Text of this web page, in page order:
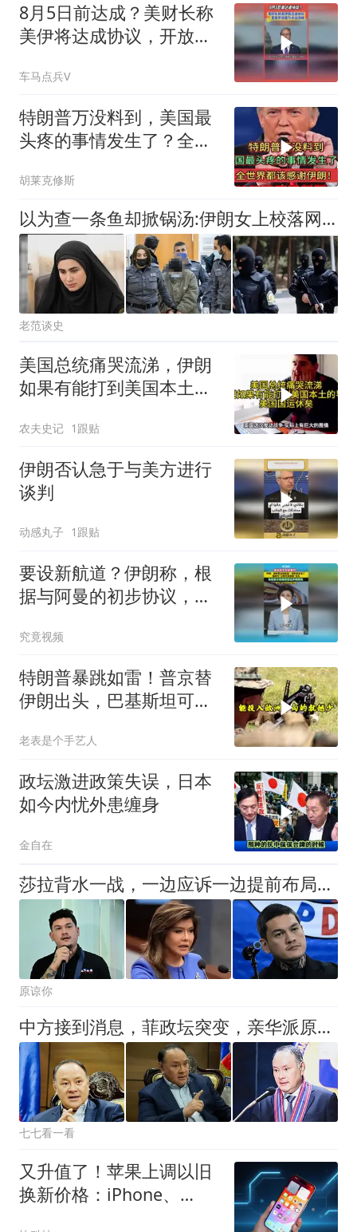
8月5日前达成？美财长称
美伊将达成协议，开放海
车马点兵V
特朗普万没料到，美国最
头疼的事情发生了？全世
胡莱克修斯
以为查一条鱼却掀锅汤:伊朗女上校落网,21人反间谍小组全是鬼？
老范谈史
美国总统痛哭流涕，伊朗
如果有能打到美国本土导
农夫史记 1跟贴
伊朗否认急于与美方进行
谈判
动感丸子 1跟贴
要设新航道？伊朗称，根
据与阿曼的初步协议，海
究竟视频
特朗普暴跳如雷！普京替
伊朗出头，巴基斯坦可能
老表是个手艺人
政坛激进政策失误，日本
如今内忧外患缠身
金自在
莎拉背水一战，一边应诉一边提前布局大选，马科斯面临继承危机
原谅你
中方接到消息，菲政坛突变，亲华派原地反击，老杜长子开出第一枪
七七看一看
又升值了！苹果上调以旧
换新价格：iPhone、